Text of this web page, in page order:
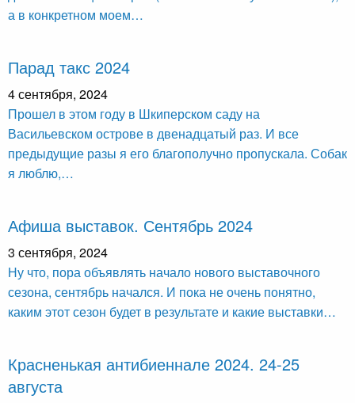
а в конкретном моем…
Парад такс 2024
4 сентября, 2024
Прошел в этом году в Шкиперском саду на
Васильевском острове в двенадцатый раз. И все
предыдущие разы я его благополучно пропускала. Собак
я люблю,…
Афиша выставок. Сентябрь 2024
3 сентября, 2024
Ну что, пора объявлять начало нового выставочного
сезона, сентябрь начался. И пока не очень понятно,
каким этот сезон будет в результате и какие выставки…
Красненькая антибиеннале 2024. 24-25
августа